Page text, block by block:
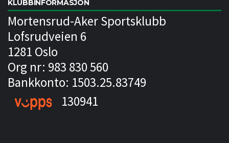
KLUBBINFORMASJON
Mortensrud-Aker Sportsklubb
Lofsrudveien 6
1281 Oslo
Org nr: 983 830 560
Bankkonto: 1503.25.83749
130941